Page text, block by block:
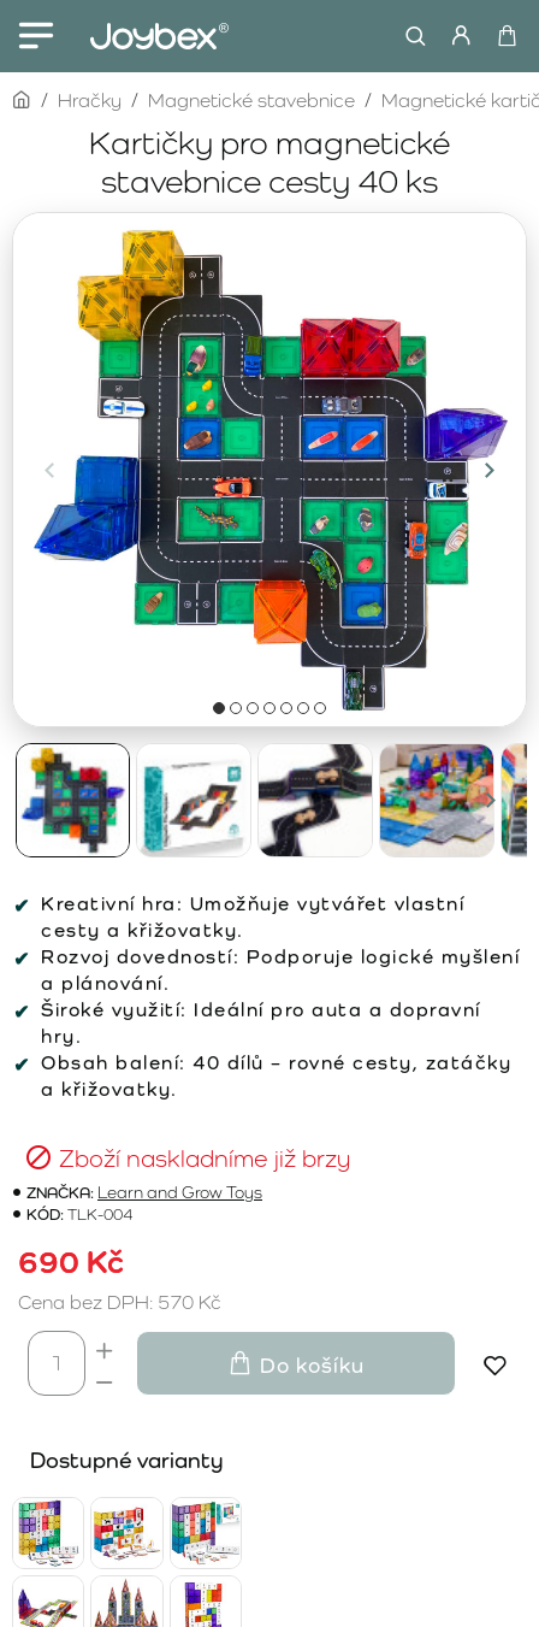
Kartičky pro magnetické
stavebnice cesty 40 ks
homeHračky Magnetické stavebnice Magnetické
Kreativní hra: Umožňuje vytvářet vlastní
cesty a křižovatky.
Rozvoj dovedností: Podporuje logické myšlení
a plánování.
Široké využití: Ideální pro auta a dopravní
hry.
Obsah balení: 40 dílů – rovné cesty, zatáčky
a křižovatky.
Zboží naskladníme již brzy
ZNAČKA: Learn and Grow Toys
KÓD:TLK-004
690 Kč
Cena bez DPH: 570 Kč
Do košíku
Dostupné varianty